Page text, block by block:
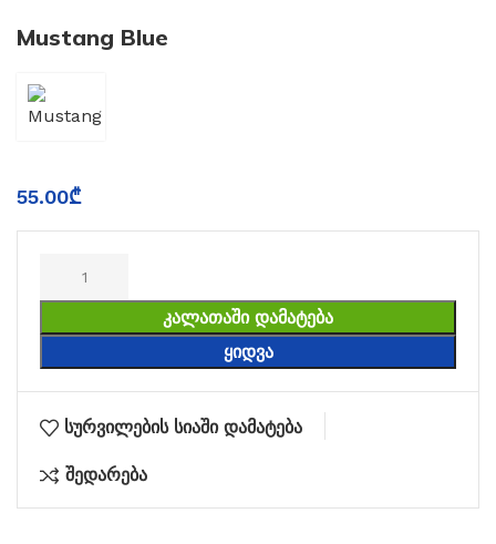
Mustang Blue
55.00₾
ᲙᲐᲚᲐᲗᲐᲨᲘ ᲓᲐᲛᲐᲢᲔᲑᲐ
ᲧᲘᲓᲕᲐ
სურვილების სიაში დამატება
შედარება